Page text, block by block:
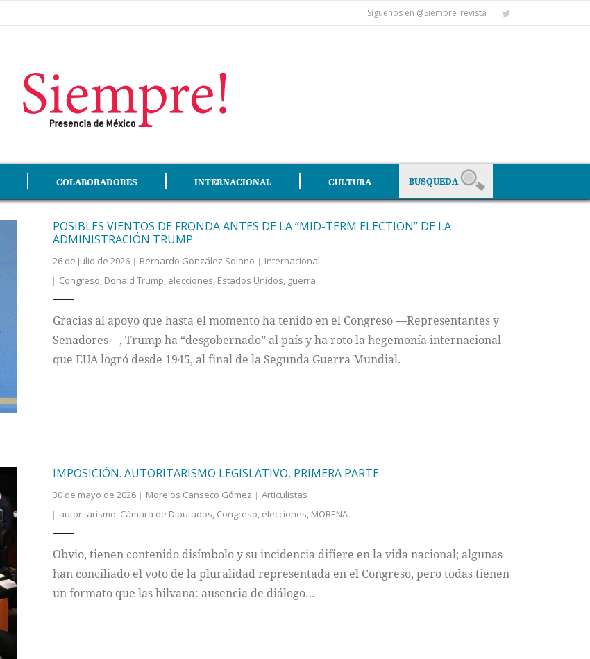
Síguenos en @Siempre_revista
COLABORADORES INTERNACIONAL CULTURA
POSIBLES VIENTOS DE FRONDA ANTES DE LA “MID-TERM ELECTION” DE LA
ADMINISTRACIÓN TRUMP
26 de julio de 2026 Bernardo González Solano
Internacional
Congreso, Donald Trump, elecciones, Estados Unidos, guerra
Gracias al apoyo que hasta el momento ha tenido en el Congreso —Representantes y
Senadores—, Trump ha “desgobernado” al país y ha roto la hegemonía internacional
que EUA logró desde 1945, al final de la Segunda Guerra Mundial.
IMPOSICIÓN. AUTORITARISMO LEGISLATIVO, PRIMERA PARTE
30 de mayo de 2026 Morelos Canseco Gómez
Articulistas
autoritarismo Cámara de Diputados Congreso elecciones MORENA
Obvio, tienen contenido disímbolo y su incidencia difiere en la vida nacional; algunas
han conciliado el voto de la pluralidad representada en el Congreso, pero todas tienen
un formato que las hilvana: ausencia de diálogo…